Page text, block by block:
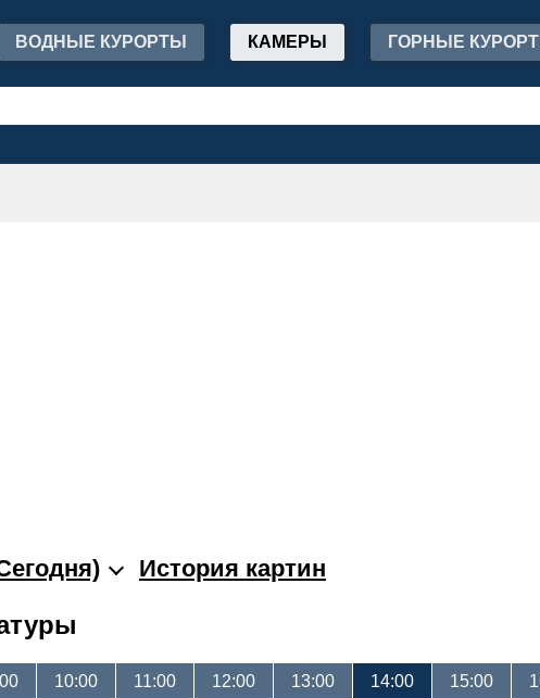
ВОДНЫЕ КУРОРТЫ КАМЕРЫ ГОРНЫЕ
История картин
10:00 11:00 12:00 13:00 14:00 15:00